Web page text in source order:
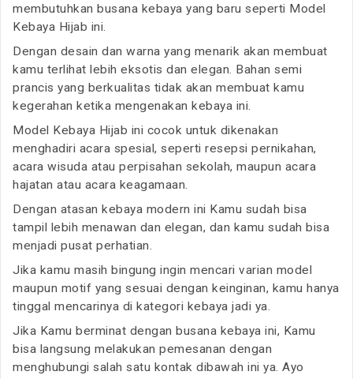
membutuhkan busana kebaya yang baru seperti Model
Kebaya Hijab ini.
Dengan desain dan warna yang menarik akan membuat
kamu terlihat lebih eksotis dan elegan. Bahan semi
prancis yang berkualitas tidak akan membuat kamu
kegerahan ketika mengenakan kebaya ini.
Model Kebaya Hijab ini cocok untuk dikenakan
menghadiri acara spesial, seperti resepsi pernikahan,
acara wisuda atau perpisahan sekolah, maupun acara
hajatan atau acara keagamaan.
Dengan atasan kebaya modern ini Kamu sudah bisa
tampil lebih menawan dan elegan, dan kamu sudah bisa
menjadi pusat perhatian.
Jika kamu masih bingung ingin mencari varian model
maupun motif yang sesuai dengan keinginan, kamu hanya
tinggal mencarinya di kategori kebaya jadi ya.
Jika Kamu berminat dengan busana kebaya ini, Kamu
bisa langsung melakukan pemesanan dengan
menghubungi salah satu kontak dibawah ini ya. Ayo